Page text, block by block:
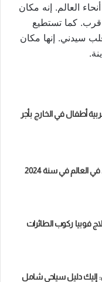
من جميع أنحاء العالم. إنه مكان
قرب. كما تستطيع
سيدني. إنها مكان
أطفال في الخارج بأجر
إليك دليل سياحي شامل